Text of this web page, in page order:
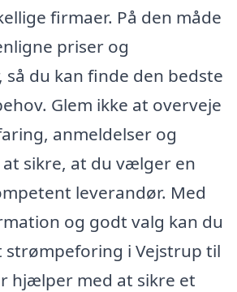
firmaer. På den måde
priser og
så du kan finde den bedste
Glem ikke at overveje
anmeldelser og
sikre, at du vælger en
leverandør. Med
og godt valg kan du
i Vejstrup til
hjælper med at sikre et